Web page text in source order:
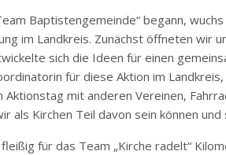
Baptistengemeinde“ begann,
im Landkreis. Zunächst öffneten wir
sich die Ideen für einen
für diese Aktion im Landkreis,
mit anderen Vereinen,
als Kirchen Teil davon sein können
für das Team „Kirche radelt“